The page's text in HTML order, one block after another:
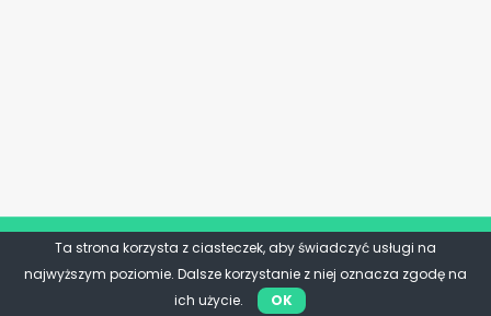
Ta strona korzysta z ciasteczek, aby świadczyć usługi na
najwyższym poziomie. Dalsze korzystanie z niej oznacza zgodę na
ich użycie.
OK